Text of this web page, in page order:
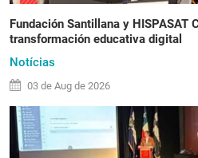
Fundación Santillana y HISPASAT
transformación educativa digital
Notícias
03 de Aug de 2026